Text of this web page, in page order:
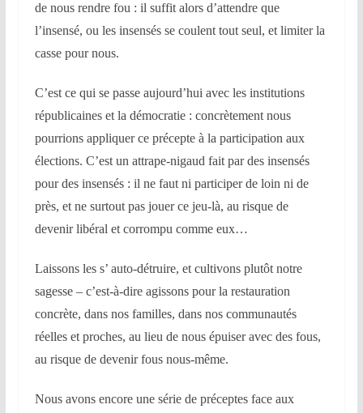
de nous rendre fou : il suffit alors d’attendre que
l’insensé, ou les insensés se coulent tout seul, et limiter la
casse pour nous.
C’est ce qui se passe aujourd’hui avec les institutions
républicaines et la démocratie : concrètement nous
pourrions appliquer ce précepte à la participation aux
élections. C’est un attrape-nigaud fait par des insensés
pour des insensés : il ne faut ni participer de loin ni de
près, et ne surtout pas jouer ce jeu-là, au risque de
devenir libéral et corrompu comme eux…
Laissons les s’ auto-détruire, et cultivons plutôt notre
sagesse – c’est-à-dire agissons pour la restauration
concrète, dans nos familles, dans nos communautés
réelles et proches, au lieu de nous épuiser avec des fous,
au risque de devenir fous nous-même.
Nous avons encore une série de préceptes face aux